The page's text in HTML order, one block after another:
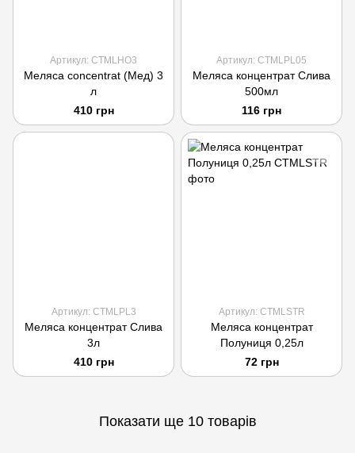
Артикул: CTMLHO3
Меляса concentrat (Мед) 3
л
410 грн
Артикул: CTMLPL05
Меляса концентрат Слива
500мл
116 грн
Артикул: CTMLPL3
Меляса концентрат Слива
3л
410 грн
Артикул: CTMLSTR
Меляса концентрат
Полуниця 0,25л
72 грн
Показати ще 10 товарів